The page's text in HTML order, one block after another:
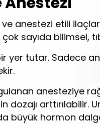
anestezi etili
sayıda bilimsel,
tutar. Sadece
anesteziye
arttırılabilir.
büyük hormon